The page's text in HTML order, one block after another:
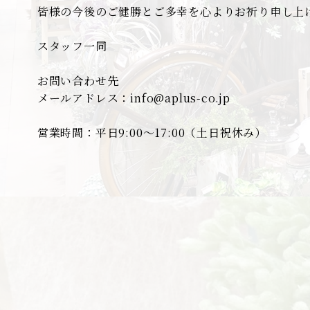
皆様の今後のご健勝とご多幸を心よりお祈り申し上
スタッフ一同
お問い合わせ先
メールアドレス：info@aplus-co.jp
営業時間：平日9:00～17:00（土日祝休み）